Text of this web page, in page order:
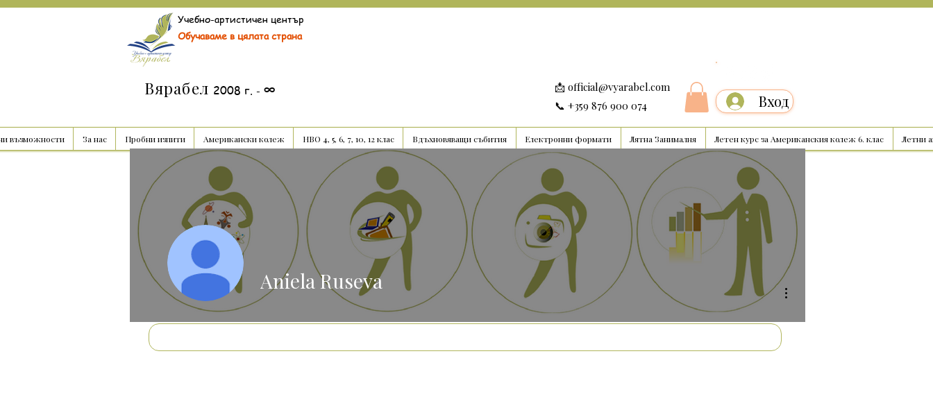
Учебно-артистичен център
Обучаваме в цялата страна
Вярабел 2008 г. - ∞ 📩 official@vyarabel.com
📞 +359 876 900 074
Вход
възможности За нас Пробни изпити Американски колеж НВО 4, 5, 6, 7, 10, 12 клас Вдъхновяващи събития Електронни формати Лятна Занималня Летен курс за Американския колеж 6. клас Летни
Aniela Ruseva